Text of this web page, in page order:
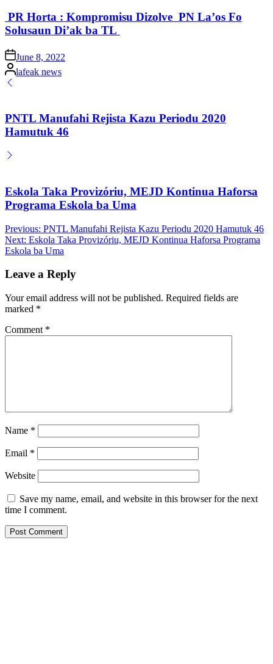
PR Horta : Kompromisu Dizolve PN La’os Fo
Solusaun Di’ak ba TL
Posted
on
June 8, 2022
Posted
by
lafeak news
PNTL Manufahi Rejista Kazu Periodu 2020
Hamutuk 46
Eskola Taka Provizóriu, MEJD Kontinua Haforsa
Programa Eskola ba Uma
Post
navigation
Previous: PNTL Manufahi Rejista Kazu Periodu 2020 Hamutuk 46
Next: Eskola Taka Provizóriu, MEJD Kontinua Haforsa Programa
Eskola ba Uma
Leave a Reply
Your email address will not be published. Required fields are
marked *
Comment *
Name *
Email *
Website
Save my name, email, and website in this browser for the next
time I comment.